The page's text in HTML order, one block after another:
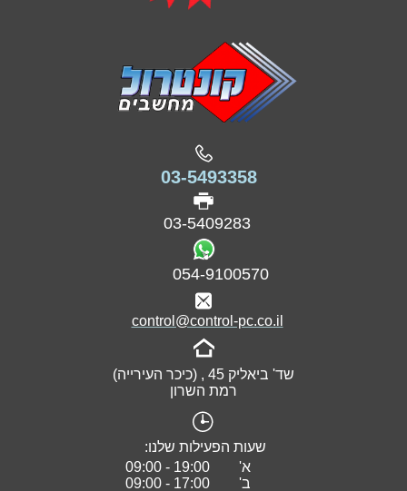
control@control-pc.co.il
שד' ביאליק 45 , (כיכר העירייה)
רמת השרון
03-5409283
03-5493358
054-9100570
א' 19:00 - 09:00
ב'
שעות הפעילות שלנו: